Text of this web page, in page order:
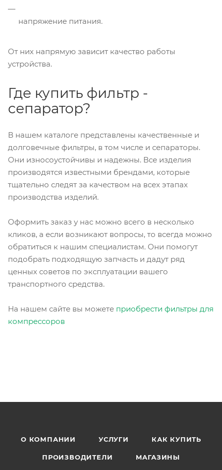
напряжение питания.
От них напрямую зависит качество работы
устройства.
Где купить фильтр -
сепаратор?
В нашем каталоге представлены качественные и
долговечные фильтры, в том числе и сепараторы.
Они износоустойчивы и надежны. Все изделия
производятся известными брендами, которые
тщательно следят за качеством на всех этапах
производства изделий.
Оформить заказ у нас можно всего в несколько
кликов, а если возникают вопросы, то всегда можно
обратиться к нашим специалистам. Они помогут
подобрать подходящую запчасть и дадут ряд
ценных советов по эксплуатации вашего
транспортного средства.
На нашем сайте вы можете приобрести фильтры для
компрессоров
О КОМПАНИИ УСЛУГИ КАК КУПИТЬ
ПРОИЗВОДИТЕЛИ МАГАЗИНЫ